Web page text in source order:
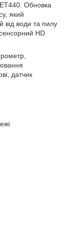
Обновка
який
від води та пилу
HD
датчик